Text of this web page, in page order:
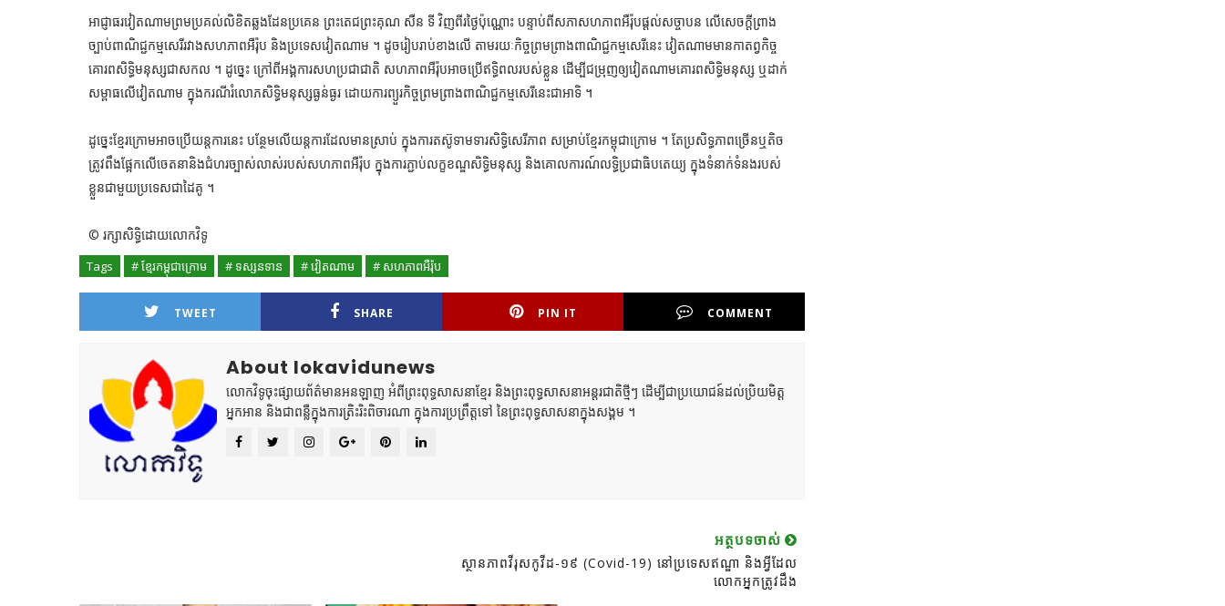
អាជ្ញាធរវៀតណាមព្រមប្រគល់លិខិតឆ្លងដែនប្រគេន ព្រះតេជព្រះគុណ សឺន ទី វិញពីរថ្ងៃប៉ុណ្ណោះ បន្ទាប់ពីសភាសហភាពអឺរ៉ុបផ្ដល់សច្ចាបន លើសេចក្តីព្រាង
ច្បាប់ពាណិជ្ជកម្មសេរីរវាងសហភាពអឺរ៉ុប និងប្រទេសវៀតណាម ។ ដូចរៀបរាប់ខាងលើ តាមរយៈកិច្ចព្រមព្រាងពាណិជ្ជកម្មសេរីនេះ វៀតណាមមានកាតព្វកិច្ច
គោរពសិទ្ធិមនុស្សជាសកល ។ ដូច្នេះ ក្រៅពីអង្គការសហប្រជាជាតិ សហភាពអឺរ៉ុបអាចប្រើឥទ្ធិពលរបស់ខ្លួន ដើម្បីជម្រុញឲ្យវៀតណាមគោរពសិទ្ធិមនុស្ស ឬដាក់
សម្ពាធលើវៀតណាម ក្នុងករណីរំលោភសិទ្ធិមនុស្សធ្ងន់ធ្ងរ ដោយការព្យួរកិច្ចព្រមព្រាងពាណិជ្ជកម្មសេរីនេះជាអាទិ ។
ដូច្នេះខ្មែរក្រោមអាចប្រើយន្តការនេះ បន្ថែមលើយន្តការដែលមានស្រាប់ ក្នុងការតស៊ូទាមទារសិទ្ធិសេរីភាព សម្រាប់ខ្មែរកម្ពុជាក្រោម ។ តែប្រសិទ្ធភាពច្រើនឬតិច
ត្រូវពឹងផ្អែកលើចេតនានិងជំហរច្បាស់លាស់របស់សហភាពអឺរ៉ុប ក្នុងការភ្ជាប់លក្ខខណ្ឌសិទ្ធិមនុស្ស និងគោលការណ៍លទ្ធិប្រជាធិបតេយ្យ ក្នុងទំនាក់ទំនងរបស់
ខ្លួនជាមួយប្រទេសជាដៃគូ ។
© រក្សាសិទ្ធិដោយលោកវិទូ
Tags # ខ្មែរកម្ពុជាក្រោម # ទស្សនទាន # វៀតណាម # សហភាពអឺរ៉ុប
TWEET SHARE PIN IT COMMENT
About lokavidunews
លោកវិទូចុះផ្សាយព័ត៌មានអនឡាញ អំពីព្រះពុទ្ធសាសនាខ្មែរ និងព្រះពុទ្ធសាសនាអន្តរជាតិថ្មីៗ ដើម្បីជាប្រយោជន៍ដល់ប្រិយមិត្ត
អ្នកអាន និងជាពន្លឺក្នុងការត្រិះរិះពិចារណា ក្នុងការប្រព្រឹត្តទៅ នៃព្រះពុទ្ធសាសនាក្នុងសង្គម ។
អត្ថបទចាស់
ស្ថានភាពវីរុសកូវីដ-១៩ (Covid-19) នៅប្រទេសឥណ្ឌា និងអ្វីដែល
លោកអ្នកត្រូវដឹង